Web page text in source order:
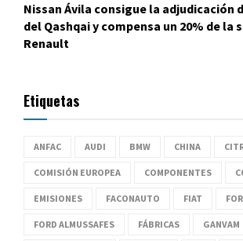
Nissan Ávila consigue la adjudicación
del Qashqai y compensa un 20% de la
Renault
Etiquetas
ANFAC AUDI BMW CHINA
COMISIÓN EUROPEA COMPONENTES
EMISIONES FACONAUTO FIAT
FORD ALMUSSAFES FÁBRICAS GANVAM